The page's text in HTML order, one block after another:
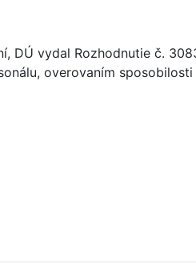
DÚ vydal Rozhodnutie č.
overovaním sposobilosti